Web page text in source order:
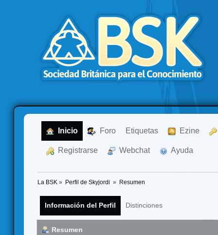
Inicio Foro Etiquetas Ezine
Registrarse Webchat Ayuda
La BSK » Perfil de Skyjordi » Resumen
Información del Perfil Distinciones
Resumen